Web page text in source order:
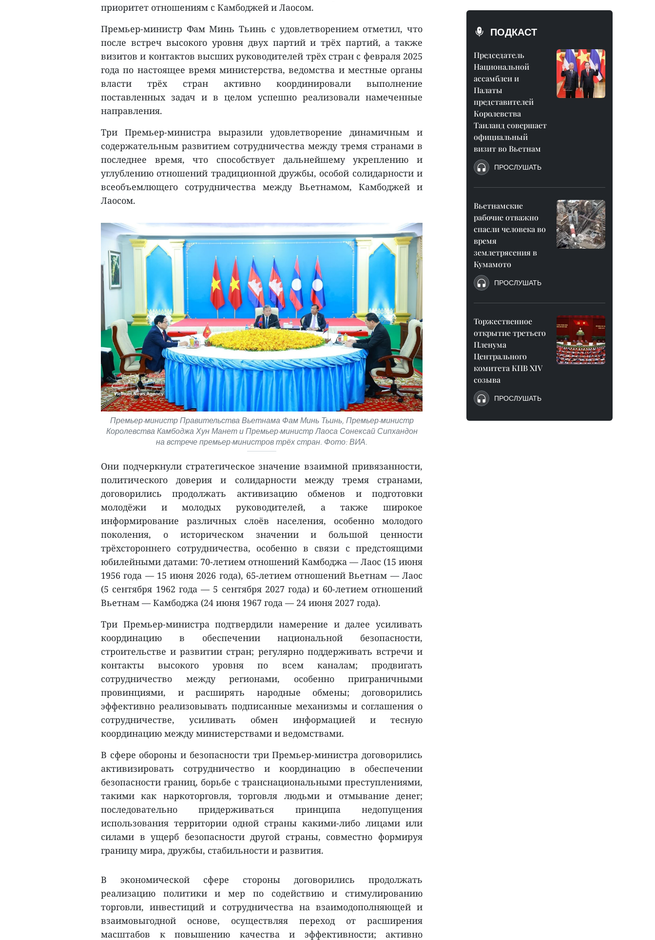
приоритет отношениям с Камбоджей и Лаосом.
Премьер-министр Фам Минь Тьинь с удовлетворением отметил, что
после встреч высокого уровня двух партий и трёх партий, а также
визитов и контактов высших руководителей трёх стран с февраля 2025
года по настоящее время министерства, ведомства и местные органы
власти трёх стран активно координировали выполнение
поставленных задач и в целом успешно реализовали намеченные
направления.
Три Премьер-министра выразили удовлетворение динамичным и
содержательным развитием сотрудничества между тремя странами в
последнее время, что способствует дальнейшему укреплению и
углублению отношений традиционной дружбы, особой солидарности и
всеобъемлющего сотрудничества между Вьетнамом, Камбоджей и
Лаосом.
Премьер-министр Правительства Вьетнама Фам Минь Тьинь, Премьер-министр
Королевства Камбоджа Хун Манет и Премьер-министр Лаоса Сонексай Сипхандон
на встрече премьер-министров трёх стран. Фото: ВИА.
Они подчеркнули стратегическое значение взаимной привязанности,
политического доверия и солидарности между тремя странами,
договорились продолжать активизацию обменов и подготовки
молодёжи и молодых руководителей, а также широкое
информирование различных слоёв населения, особенно молодого
поколения, о историческом значении и большой ценности
трёхстороннего сотрудничества, особенно в связи с предстоящими
юбилейными датами: 70-летием отношений Камбоджа — Лаос (15 июня
1956 года — 15 июня 2026 года), 65-летием отношений Вьетнам — Лаос
(5 сентября 1962 года — 5 сентября 2027 года) и 60-летием отношений
Вьетнам — Камбоджа (24 июня 1967 года — 24 июня 2027 года).
Три Премьер-министра подтвердили намерение и далее усиливать
координацию в обеспечении национальной безопасности,
строительстве и развитии стран; регулярно поддерживать встречи и
контакты высокого уровня по всем каналам; продвигать
сотрудничество между регионами, особенно приграничными
провинциями, и расширять народные обмены; договорились
эффективно реализовывать подписанные механизмы и соглашения о
сотрудничестве, усиливать обмен информацией и тесную
координацию между министерствами и ведомствами.
В сфере обороны и безопасности три Премьер-министра договорились
активизировать сотрудничество и координацию в обеспечении
безопасности границ, борьбе с транснациональными преступлениями,
такими как наркоторговля, торговля людьми и отмывание денег;
последовательно придерживаться принципа недопущения
использования территории одной страны какими-либо лицами или
силами в ущерб безопасности другой страны, совместно формируя
границу мира, дружбы, стабильности и развития.
В экономической сфере стороны договорились продолжать
реализацию политики и мер по содействию и стимулированию
торговли, инвестиций и сотрудничества на взаимодополняющей и
взаимовыгодной основе, осуществляя переход от расширения
масштабов к повышению качества и эффективности; активно
ПОДКАСТ
Председатель
Национальной
ассамблеи и
Палаты
представителей
Королевства
Таиланд совершает
официальный
визит во Вьетнам
ПРОСЛУШАТЬ
Вьетнамские
рабочие отважно
спасли человека во
время
землетрясения в
Кумамото
ПРОСЛУШАТЬ
Торжественное
открытие третьего
Пленума
Центрального
комитета КПВ XIV
созыва
ПРОСЛУШАТЬ